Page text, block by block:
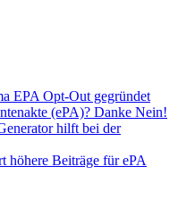
EPA Opt-Out gegründet
(ePA)? Danke Nein!
hilft bei der
höhere Beiträge für ePA